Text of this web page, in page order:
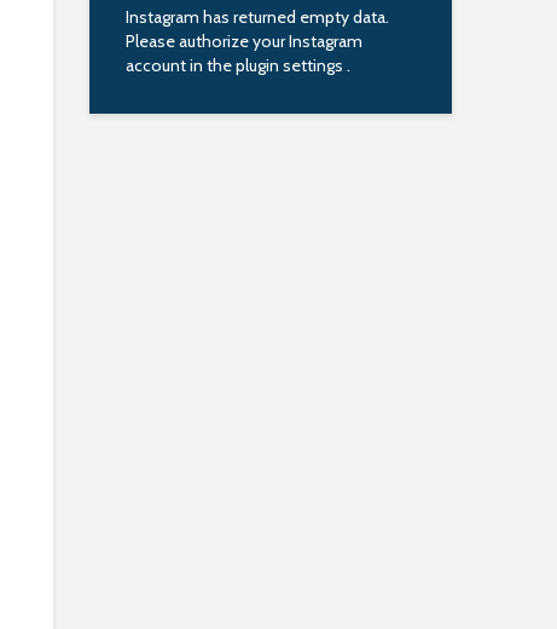
Instagram has returned empty data.
Please authorize your Instagram
account in theplugin settings .